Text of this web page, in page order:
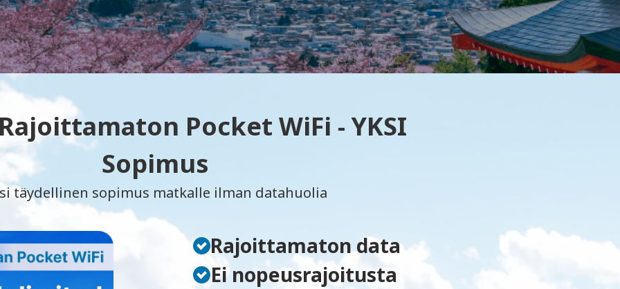
Pocket WiFi - YKSI
Sopimus
täydellinen sopimus matkalle ilman datahuolia
Rajoittamaton data
Ei nopeusrajoitusta